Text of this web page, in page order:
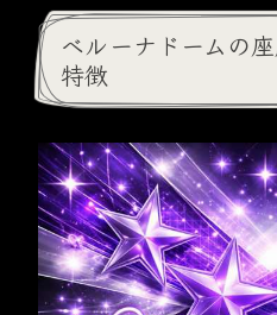
ベルーナドームの
特徴